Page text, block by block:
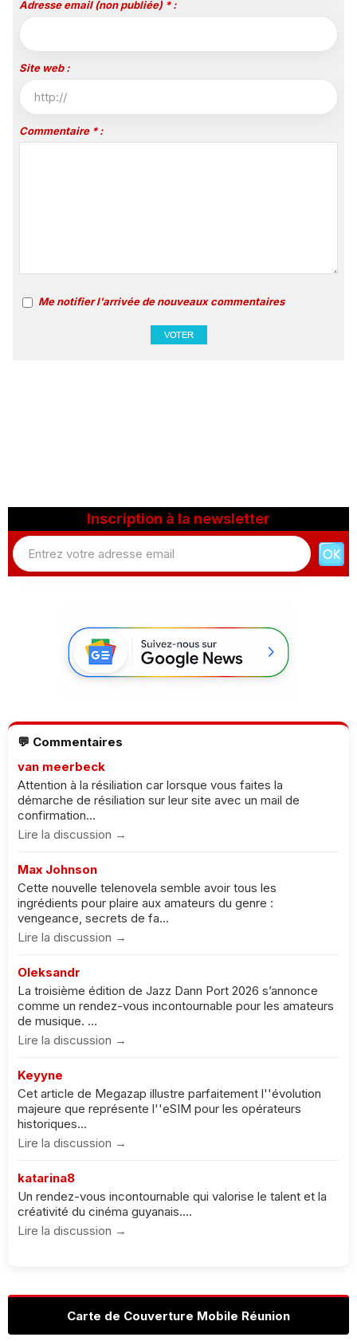
Adresse email (non publiée) * :
Site web :
Commentaire * :
Me notifier l'arrivée de nouveaux commentaires
Inscription à la newsletter
💬 Commentaires
van meerbeck
Attention à la résiliation car lorsque vous faites la
démarche de résiliation sur leur site avec un mail de
confirmation...
Lire la discussion →
Max Johnson
Cette nouvelle telenovela semble avoir tous les
ingrédients pour plaire aux amateurs du genre :
vengeance, secrets de fa...
Lire la discussion →
Oleksandr
La troisième édition de Jazz Dann Port 2026 s’annonce
comme un rendez-vous incontournable pour les amateurs
de musique. ...
Lire la discussion →
Keyyne
Cet article de Megazap illustre parfaitement l''évolution
majeure que représente l''eSIM pour les opérateurs
historiques...
Lire la discussion →
katarina8
Un rendez-vous incontournable qui valorise le talent et la
créativité du cinéma guyanais....
Lire la discussion →
Carte de Couverture Mobile Réunion